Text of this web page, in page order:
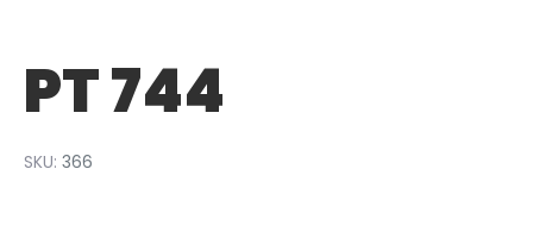
PT 744
SKU: 366